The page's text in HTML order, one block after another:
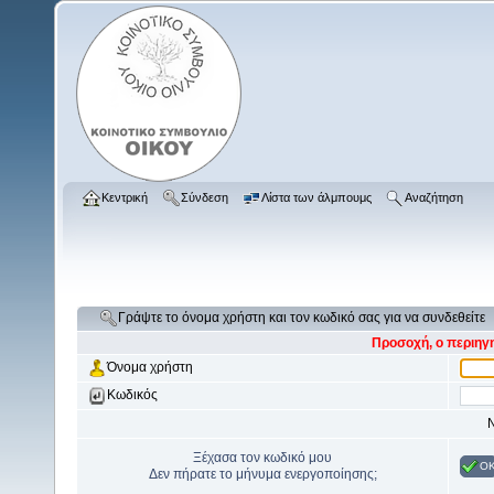
Κεντρική Σύνδεση Λίστα των άλμπουμς Αναζήτηση
Γράψτε το όνομα χρήστη και τον κωδικό σας για να συνδεθείτε
Προσοχή, ο
Όνομα χρήστη
Κωδικός
Ξέχασα τον κωδικό μου
Δεν πήρατε το μήνυμα ενεργοποίησης;